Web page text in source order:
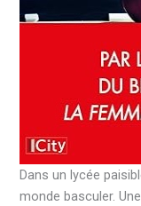
Dans un lycée
monde basculer.